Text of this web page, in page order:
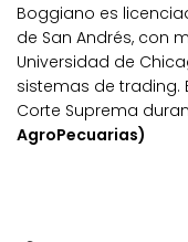
Boggiano es
de San Andrés, con
Universidad de
sistemas de trading.
Corte Suprema
AgroPecuarias)